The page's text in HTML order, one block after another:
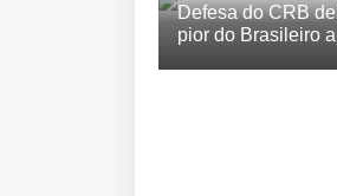
Defesa do CRB
pior do Brasileiro